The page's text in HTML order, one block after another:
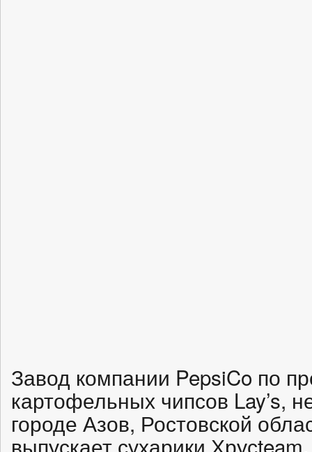
Завод компании PepsiCo по
картофельных чипсов Lay’s,
городе Азов, Ростовской
выпускает сухарики